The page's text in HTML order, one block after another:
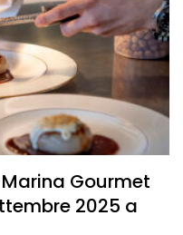
Gourmet
2025 a